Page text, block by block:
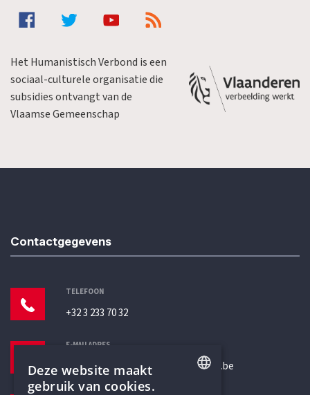
Het Humanistisch Verbond is een
sociaal-culturele organisatie die
subsidies ontvangt van de
Vlaamse Gemeenschap
Contactgegevens
TELEFOON
+32 3 233 70 32
E-MAILADRES
secretariaat@humanistischverbond.be
Deze website maakt
gebruik van cookies.